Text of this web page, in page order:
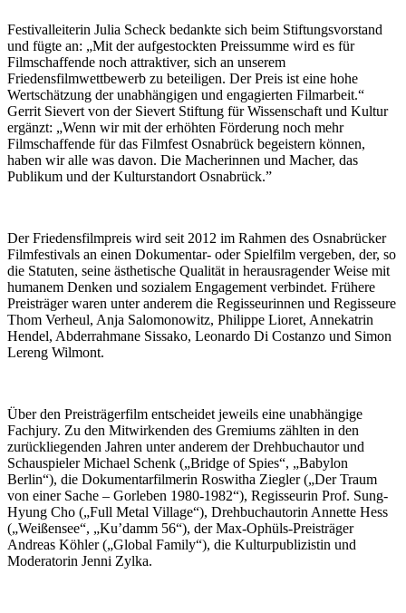
Festivalleiterin Julia Scheck bedankte sich beim Stiftungsvorstand
und fügte an: „Mit der aufgestockten Preissumme wird es für
Filmschaffende noch attraktiver, sich an unserem
Friedensfilmwettbewerb zu beteiligen. Der Preis ist eine hohe
Wertschätzung der unabhängigen und engagierten Filmarbeit.“
Gerrit Sievert von der Sievert Stiftung für Wissenschaft und Kultur
ergänzt: „Wenn wir mit der erhöhten Förderung noch mehr
Filmschaffende für das Filmfest Osnabrück begeistern können,
haben wir alle was davon. Die Macherinnen und Macher, das
Publikum und der Kulturstandort Osnabrück.”
Der Friedensfilmpreis wird seit 2012 im Rahmen des Osnabrücker
Filmfestivals an einen Dokumentar- oder Spielfilm vergeben, der, so
die Statuten, seine ästhetische Qualität in herausragender Weise mit
humanem Denken und sozialem Engagement verbindet. Frühere
Preisträger waren unter anderem die Regisseurinnen und Regisseure
Thom Verheul, Anja Salomonowitz, Philippe Lioret, Annekatrin
Hendel, Abderrahmane Sissako, Leonardo Di Costanzo und Simon
Lereng Wilmont.
Über den Preisträgerfilm entscheidet jeweils eine unabhängige
Fachjury. Zu den Mitwirkenden des Gremiums zählten in den
zurückliegenden Jahren unter anderem der Drehbuchautor und
Schauspieler Michael Schenk („Bridge of Spies“, „Babylon
Berlin“), die Dokumentarfilmerin Roswitha Ziegler („Der Traum
von einer Sache – Gorleben 1980-1982“), Regisseurin Prof. Sung-
Hyung Cho („Full Metal Village“), Drehbuchautorin Annette Hess
(„Weißensee“, „Ku’damm 56“), der Max-Ophüls-Preisträger
Andreas Köhler („Global Family“), die Kulturpublizistin und
Moderatorin Jenni Zylka.